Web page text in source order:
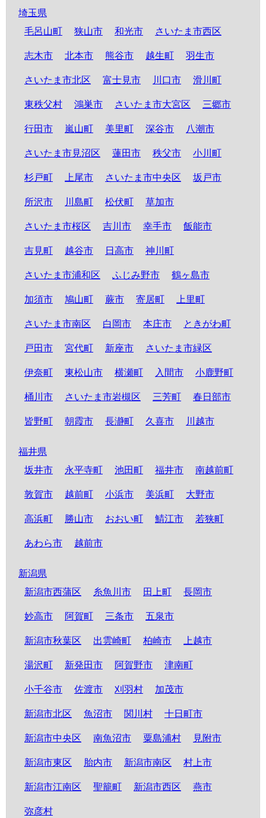
埼玉県
毛呂山町
狭山市 和光市 さいたま市西区
志木市 北本市 熊谷市 越生町 羽生市
さいたま市北区 富士見市 川口市 滑川町
東秩父村 鴻巣市 さいたま市大宮区 三郷市
行田市 嵐山町 美里町 深谷市 八潮市
さいたま市見沼区 蓮田市 秩父市 小川町
杉戸町 上尾市 さいたま市中央区 坂戸市
所沢市 川島町 松伏町 草加市
さいたま市桜区 吉川市 幸手市 飯能市
吉見町 越谷市 日高市 神川町
さいたま市浦和区 ふじみ野市 鶴ヶ島市
加須市 鳩山町 蕨市 寄居町 上里町
さいたま市南区 白岡市 本庄市 ときがわ町
戸田市 宮代町 新座市 さいたま市緑区
伊奈町 東松山市 横瀬町 入間市 小鹿野町
桶川市 さいたま市岩槻区 三芳町 春日部市
皆野町 朝霞市 長瀞町 久喜市 川越市
福井県
坂井市
永平寺町 池田町 福井市 南越前町
敦賀市 越前町 小浜市 美浜町 大野市
高浜町 勝山市 おおい町 鯖江市 若狭町
あわら市 越前市
新潟県
新潟市西蒲区
糸魚川市 田上町 長岡市
妙高市 阿賀町 三条市 五泉市
新潟市秋葉区 出雲崎町 柏崎市 上越市
湯沢町 新発田市 阿賀野市 津南町
小千谷市 佐渡市 刈羽村 加茂市
新潟市北区 魚沼市 関川村 十日町市
新潟市中央区 南魚沼市 粟島浦村 見附市
新潟市東区 胎内市 新潟市南区 村上市
新潟市江南区 聖籠町 新潟市西区 燕市
弥彦村